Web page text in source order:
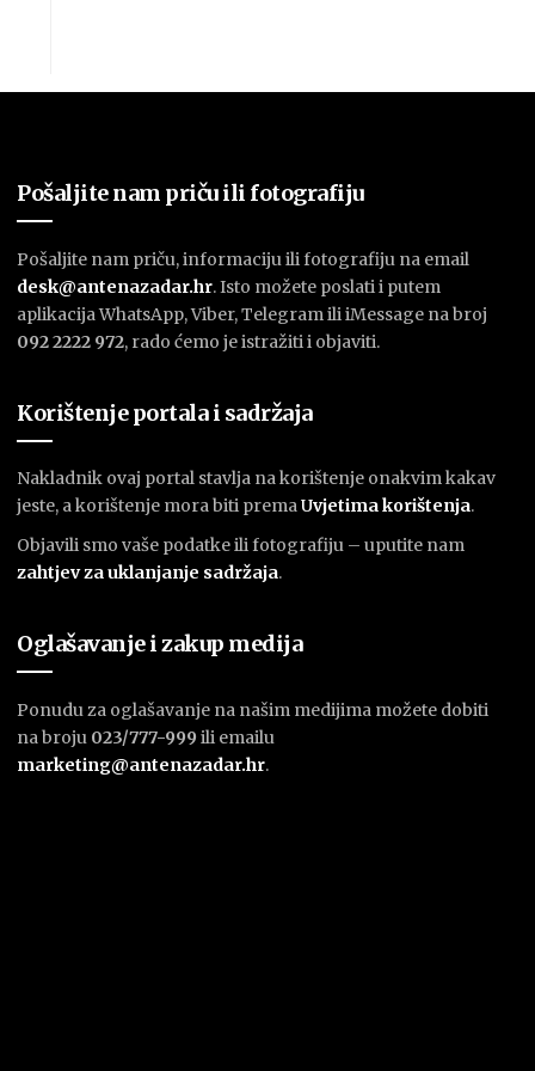
Pošaljite nam priču ili fotografiju
Pošaljite nam priču, informaciju ili fotografiju na email
desk@antenazadar.hr. Isto možete poslati i putem
aplikacija WhatsApp, Viber, Telegram ili iMessage na broj
092 2222 972, rado ćemo je istražiti i objaviti.
Korištenje portala i sadržaja
Nakladnik ovaj portal stavlja na korištenje onakvim kakav
jeste, a korištenje mora biti premaUvjetima korištenja.
Objavili smo vaše podatke ili fotografiju – uputite nam
zahtjev za uklanjanje sadržaja.
Oglašavanje i zakup medija
Ponudu za oglašavanje na našim medijima možete dobiti
na broju 023/777-999 ili emailu
marketing@antenazadar.hr.